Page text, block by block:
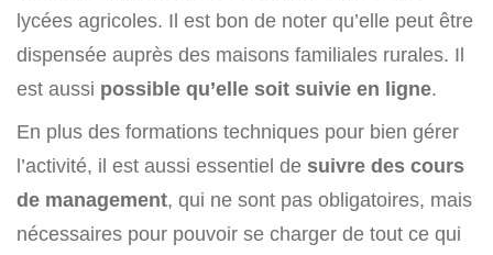
lycées agricoles. Il est bon de noter qu’elle peut être
dispensée auprès des maisons familiales rurales. Il
est aussi possible qu’elle soit suivie en ligne.
En plus des formations techniques pour bien gérer
l’activité, il est aussi essentiel de suivre des cours
de management, qui ne sont pas obligatoires, mais
nécessaires pour pouvoir se charger de tout ce qui